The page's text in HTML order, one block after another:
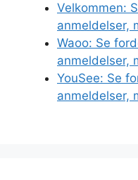
Velkommen:
anmeldelser,
Waoo: Se
anmeldelser,
YouSee: Se
anmeldelser,